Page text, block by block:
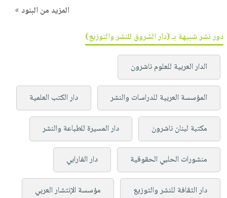
المزيد من البنود »
دور نشر شبيهة بـ (دار الشروق للنشر والتوزيع)
الدار العربية للعلوم ناشرون
المؤسسة العربية للدراسات والنشر دار الكتب العلمية
مكتبة لبنان ناشرون دار المسيرة للطباعة والنشر
منشورات الحلبي الحقوقية دار الفارابي
دار الثقافة للنشر والتوزيع مؤسسة الإنتشار العربي